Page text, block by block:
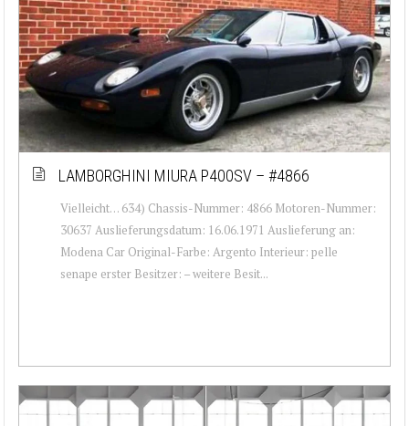
LAMBORGHINI MIURA P400SV – #4866
Vielleicht… 634) Chassis-Nummer: 4866 Motoren-Nummer:
30637 Auslieferungsdatum: 16.06.1971 Auslieferung an:
Modena Car Original-Farbe: Argento Interieur: pelle
senape erster Besitzer: – weitere Besit...